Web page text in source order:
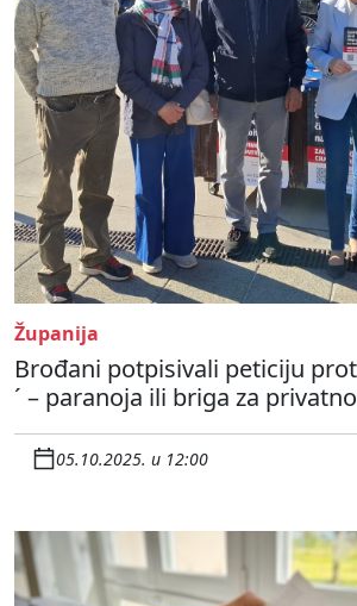
Županija
Brođani potpisivali peticiju
´ – paranoja ili briga za
05.10.2025. u 12:00